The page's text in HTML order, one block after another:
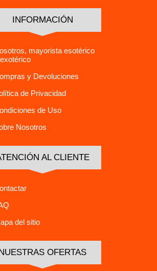
INFORMACIÓN
mayorista esotérico
y Devoluciones
de Privacidad
de Uso
Nosotros
AL CLIENTE
del sitio
NUESTRAS OFERTAS